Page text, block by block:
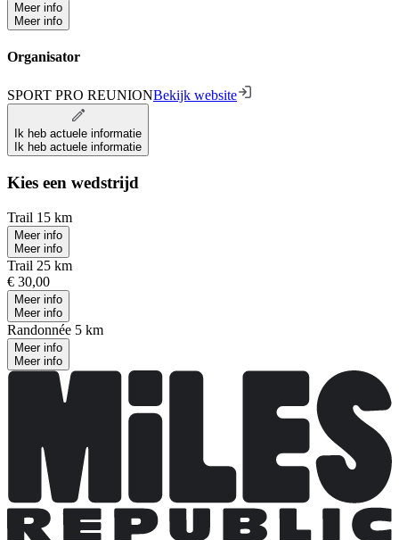
Meer info
Meer info
Organisator
SPORT PRO REUNIONBekijk website
Ik heb actuele informatie
Ik heb actuele informatie
Kies een wedstrijd
Trail 15 km
Meer info
Meer info
Trail 25 km
€ 30,00
Meer info
Meer info
Randonnée 5 km
Meer info
Meer info